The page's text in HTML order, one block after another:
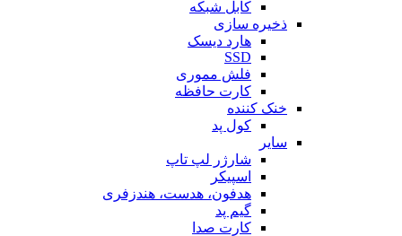
کابل شبکه
ذخیره سازی
هارد دیسک
SSD
فلش مموری
کارت حافظه
خنک کننده
کول پد
سایر
شارژر لپ تاپ
اسپیکر
هدفون، هدست، هندزفری
گیم پد
کارت صدا